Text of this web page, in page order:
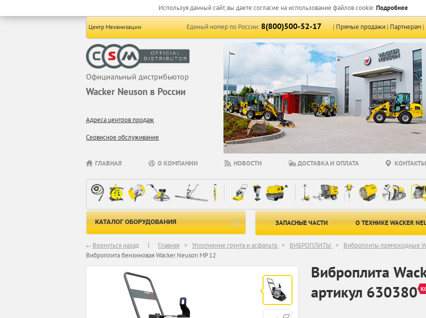
Используя данный сайт, вы даете согласие на использование файлов cookie.Подробнее
Центр Механизации Единый номер по России:8(800)500-52-17 |Прямые продажи|Партнерам|
Официальный дистрибьютор
Wacker Neuson в России
Адреса центров продаж
Сервисное обслуживание
ГЛАВНАЯ О КОМПАНИИ НОВОСТИ ДОСТАВКА И ОПЛАТА КОНТАКТЫ
КАТАЛОГ ОБОРУДОВАНИЯ ЗАПАСНЫЕ ЧАСТИ О ТЕХНИКЕ WACKER
Вернуться назад Главная Уплотнение грунта и асфальта ВИБРОПЛИТЫ Виброплиты прямоходные
Виброплита бензиновая Wacker Neuson MP 12
Виброплита
артикул 630380